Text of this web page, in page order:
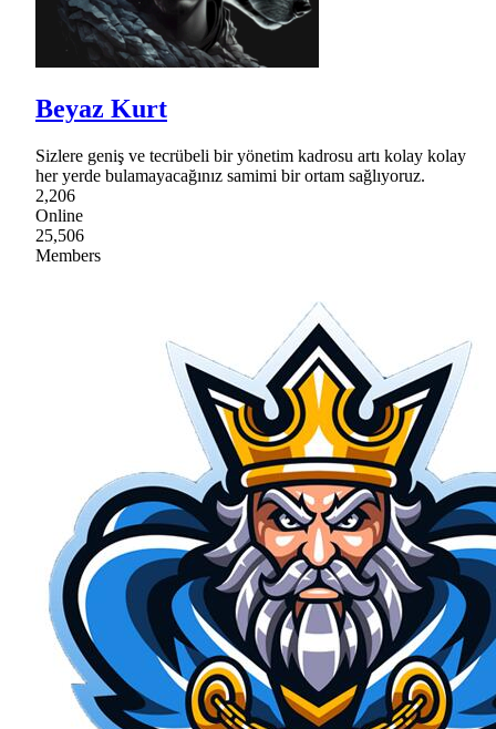
Beyaz Kurt
Sizlere geniş ve tecrübeli bir yönetim kadrosu artı kolay kolay
her yerde bulamayacağınız samimi bir ortam sağlıyoruz.
2,206
Online
25,506
Members